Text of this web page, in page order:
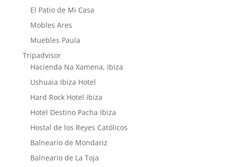
El Patio de Mi Casa
Mobles Ares
Muebles Paula
Tripadvisor
Hacienda Na Xamena, Ibiza
Ushuaia Ibiza Hotel
Hard Rock Hotel Ibiza
Hotel Destino Pacha Ibiza
Hostal de los Reyes Católicos
Balneario de Mondariz
Balneario de La Toja